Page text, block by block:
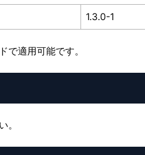
1.3.0-1
で適用可能です。
。